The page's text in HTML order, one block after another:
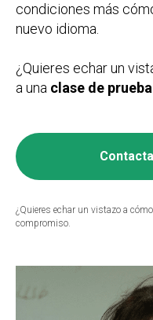
condiciones más
nuevo idioma.
¿Quieres echar un
a una clase de prueba
¿Quieres echar un vistazo a
compromiso.